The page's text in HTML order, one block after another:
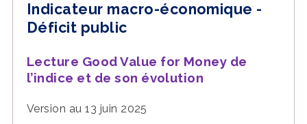
Indicateur macro-économique -
Déficit public
Lecture Good Value for Money de
l’indice et de son évolution
Version au 13 juin 2025